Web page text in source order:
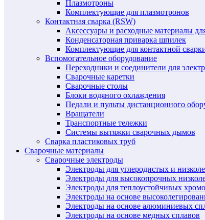
Плазмотроны
Комплектующие для плазмотронов
Контактная сварка (RSW)
Аксессуары и расходные материалы
Конденсаторная приварка шпилек
Комплектующие для контактной
Вспомогательное оборудование
Переходники и соединители для
Сварочные каретки
Сварочные столы
Блоки водяного охлаждения
Педали и пульты дистанционного
Вращатели
Транспортные тележки
Системы вытяжки сварочных дымов
Сварка пластиковых труб
Сварочные материалы
Сварочные электроды
Электроды для углеродистых и
Электроды для высокопрочных
Электроды для теплоустойчивых
Электроды на основе
Электроды на основе алюминиевых
Электроды на основе медных сплавов